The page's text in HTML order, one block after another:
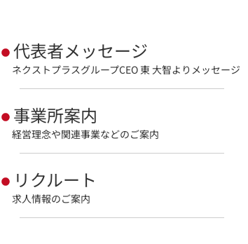
代表者メッセージ
ネクストプラスグループCEO 東 大智よりメッセージ
事業所案内
経営理念や関連事業などのご案内
リクルート
求人情報のご案内